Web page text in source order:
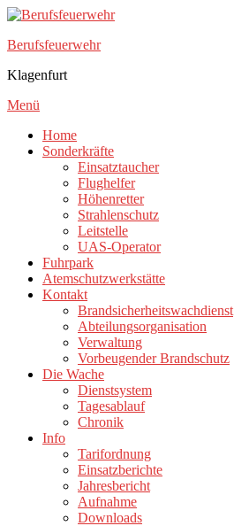
Zum
springen
Berufsfeuerwehr
Klagenfurt
Menü
Home
Sonderkräfte
Einsatztaucher
Flughelfer
Höhenretter
Strahlenschutz
Leitstelle
UAS-Operator
Fuhrpark
Atemschutzwerkstätte
Kontakt
Brandsicherheitswachdienst
Abteilungsorganisation
Verwaltung
Vorbeugender Brandschutz
Die Wache
Dienstsystem
Tagesablauf
Chronik
Info
Tarifordnung
Einsatzberichte
Jahresbericht
Aufnahme
Downloads